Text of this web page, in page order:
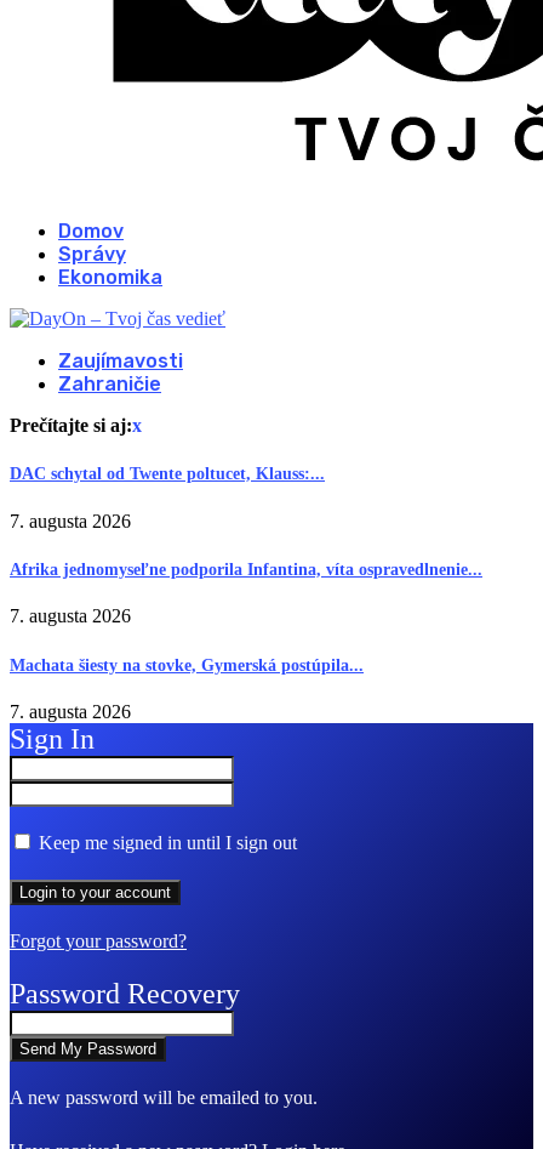
Domov
Správy
Ekonomika
Zaujímavosti
Zahraničie
Prečítajte si aj:x
DAC schytal od Twente poltucet, Klauss:...
7. augusta 2026
Afrika jednomyseľne podporila Infantina, víta ospravedlnenie...
7. augusta 2026
Machata šiesty na stovke, Gymerská postúpila...
7. augusta 2026
Sign In
Keep me signed in until I sign out
Forgot your password?
Password Recovery
A new password will be emailed to you.